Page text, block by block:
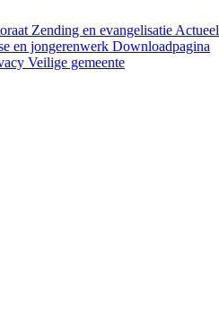
Zending en evangelisatie Actueel
en jongerenwerk Downloadpagina
Veilige gemeente